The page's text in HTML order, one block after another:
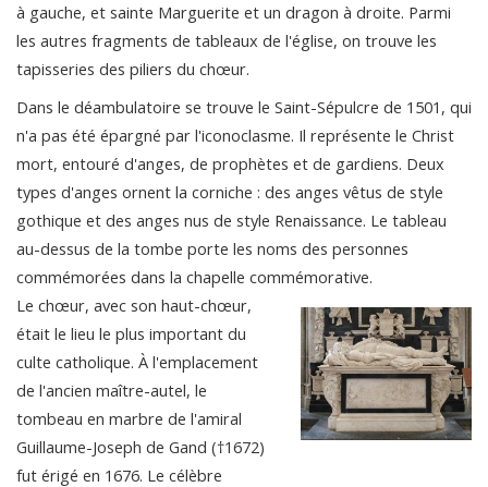
à gauche, et sainte Marguerite et un dragon à droite. Parmi
les autres fragments de tableaux de l'église, on trouve les
tapisseries des piliers du chœur.
Dans le déambulatoire se trouve le Saint-Sépulcre de 1501, qui
n'a pas été épargné par l'iconoclasme. Il représente le Christ
mort, entouré d'anges, de prophètes et de gardiens. Deux
types d'anges ornent la corniche : des anges vêtus de style
gothique et des anges nus de style Renaissance. Le tableau
au-dessus de la tombe porte les noms des personnes
commémorées dans la chapelle commémorative.
Le chœur, avec son haut-chœur,
était le lieu le plus important du
culte catholique. À l'emplacement
de l'ancien maître-autel, le
tombeau en marbre de l'amiral
Guillaume-Joseph de Gand (†1672)
fut érigé en 1676. Le célèbre